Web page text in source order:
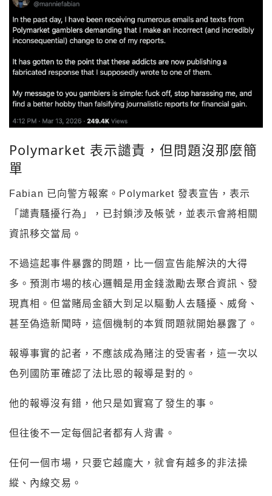
Polymarket 表示譴責，但問題沒那麼簡
單
Fabian 已向警方報案。Polymarket 發表宣告，表示
「譴責騷擾行為」，已封鎖涉及帳號，並表示會將相關
資訊移交當局。
不過這起事件暴露的問題，比一個宣告能解決的大得
多。預測市場的核心邏輯是用金錢激勵去聚合資訊、發
現真相。但當賭局金額大到足以驅動人去騷擾、威脅、
甚至偽造新聞時，這個機制的本質問題就開始暴露了。
報導事實的記者，不應該成為賭注的受害者，這一次以
色列國防軍確認了法比恩的報導是對的。
他的報導沒有錯，他只是如實寫了發生的事。
但往後不一定每個記者都有人背書。
任何一個市場，只要它越龐大，就會有越多的非法操
縱、內線交易。